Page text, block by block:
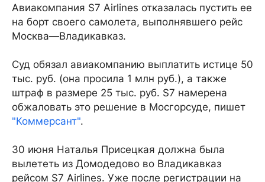
Авиакомпания S7 Airlines отказалась пустить ее
на борт своего самолета, выполнявшего рейс
Москва—Владикавказ.
Суд обязал авиакомпанию выплатить истице 50
тыс. руб. (она просила 1 млн руб.), а также
штраф в размере 25 тыс. руб. S7 намерена
обжаловать это решение в Мосгорсуде, пишет
"Коммерсант".
30 июня Наталья Присецкая должна была
вылететь из Домодедово во Владикавказ
рейсом S7 Airlines. Уже после регистрации на